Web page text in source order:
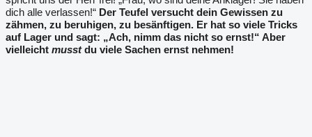
dich alle verlassen!“ Der Teufel versucht dein Gewissen zu
zähmen, zu beruhigen, zu besänftigen. Er hat so viele Tricks
auf Lager und sagt: „Ach, nimm das nicht so ernst!“ Aber
vielleicht musstdu viele Sachen ernst nehmen!